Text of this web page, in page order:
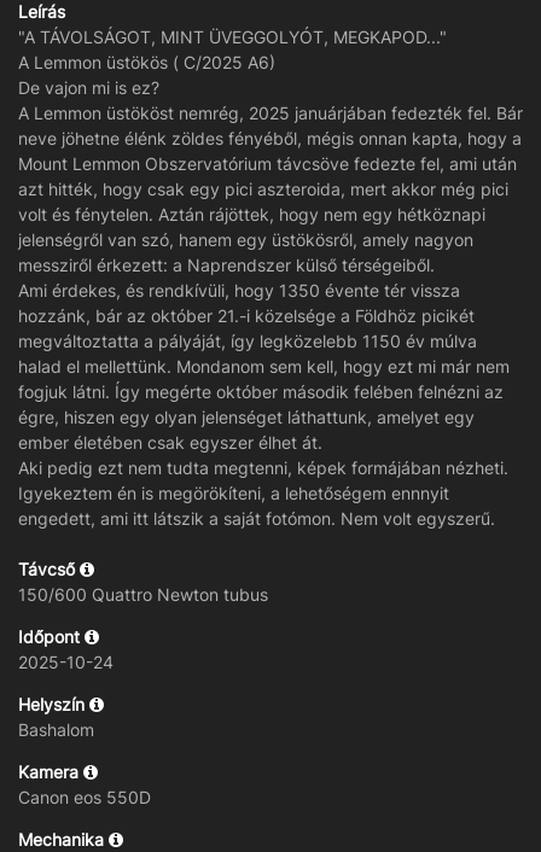
Leírás
"A TÁVOLSÁGOT, MINT ÜVEGGOLYÓT, MEGKAPOD..."
A Lemmon üstökös ( C/2025 A6)
De vajon mi is ez?
A Lemmon üstököst nemrég, 2025 januárjában fedezték fel. Bár
neve jöhetne élénk zöldes fényéből, mégis onnan kapta, hogy a
Mount Lemmon Obszervatórium távcsöve fedezte fel, ami után
azt hitték, hogy csak egy pici aszteroida, mert akkor még pici
volt és fénytelen. Aztán rájöttek, hogy nem egy hétköznapi
jelenségről van szó, hanem egy üstökösről, amely nagyon
messziről érkezett: a Naprendszer külső térségeiből.
Ami érdekes, és rendkívüli, hogy 1350 évente tér vissza
hozzánk, bár az október 21.-i közelsége a Földhöz picikét
megváltoztatta a pályáját, így legközelebb 1150 év múlva
halad el mellettünk. Mondanom sem kell, hogy ezt mi már nem
fogjuk látni. Így megérte október második felében felnézni az
égre, hiszen egy olyan jelenséget láthattunk, amelyet egy
ember életében csak egyszer élhet át.
Aki pedig ezt nem tudta megtenni, képek formájában nézheti.
Igyekeztem én is megörökíteni, a lehetőségem ennnyit
engedett, ami itt látszik a saját fotómon. Nem volt egyszerű.
Távcső
150/600 Quattro Newton tubus
Időpont
2025-10-24
Helyszín
Bashalom
Kamera
Canon eos 550D
Mechanika